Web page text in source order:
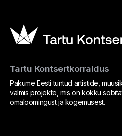
Tartu Kontsertkorraldus
Pakume Eesti tuntud artistide,
valmis projekte, mis on kokku
omaloomingust ja kogemusest.